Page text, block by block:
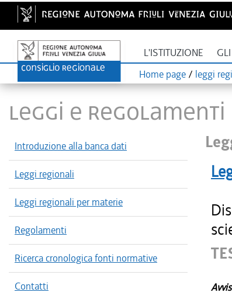
L'ISTITUZIONE
Home page / leggi
LEGGI E REGOLAMENTI
Introduzione alla banca dati
Leggi regionali
Leggi regionali per materie
Regolamenti
Ricerca cronologica fonti normative
Contatti